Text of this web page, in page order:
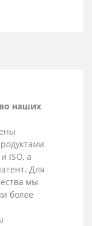
наших
ISO, а
Для
мы
более